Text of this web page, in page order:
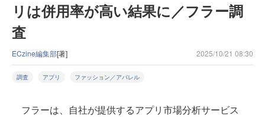
リは併用率が高い結果に／フラー調
査
ECzine編集部[著] 2025/10/21 08:30
調査 アプリ ファッション／アパレル
フラーは、自社が提供するアプリ市場分析サービス